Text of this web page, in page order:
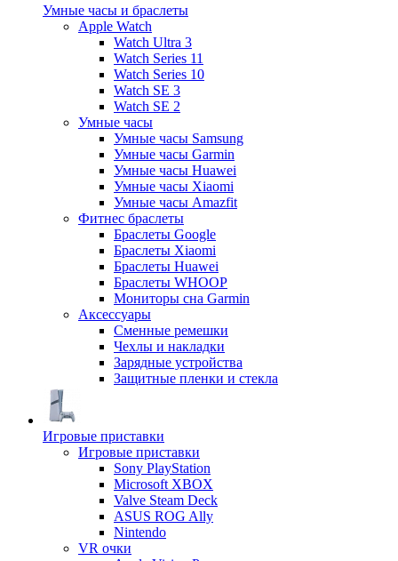
Умные часы и браслеты
Apple Watch
Watch Ultra 3
Watch Series 11
Watch Series 10
Watch SE 3
Watch SE 2
Умные часы
Умные часы Samsung
Умные часы Garmin
Умные часы Huawei
Умные часы Xiaomi
Умные часы Amazfit
Фитнес браслеты
Браслеты Google
Браслеты Xiaomi
Браслеты Huawei
Браслеты WHOOP
Мониторы сна Garmin
Аксессуары
Сменные ремешки
Чехлы и накладки
Зарядные устройства
Защитные пленки и стекла
Игровые приставки
Игровые приставки
Sony PlayStation
Microsoft XBOX
Valve Steam Deck
ASUS ROG Ally
Nintendo
VR очки